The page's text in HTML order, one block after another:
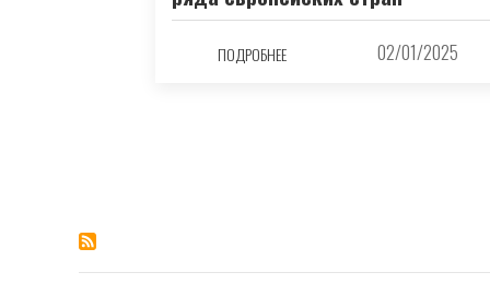
ПОДРОБНЕЕ 02/01/2025
страниц